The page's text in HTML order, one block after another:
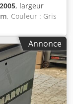
2005, largeur
, Couleur : Gris
125 x 125 cm -
disponible :
de série : AF
: 4,0 -
- Vitesse de
de l’arbre
[pcs] : 2 -
x 1250mm (L
Annonce